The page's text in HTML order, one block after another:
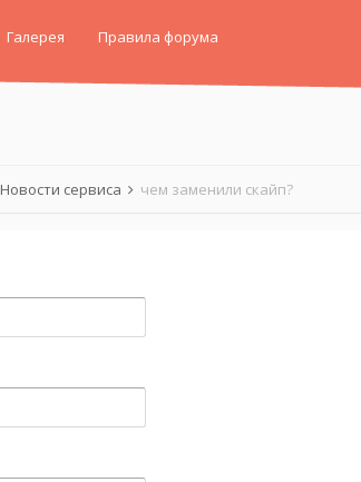
Галерея Правила форума
Новости сервиса чем заменили скайп?